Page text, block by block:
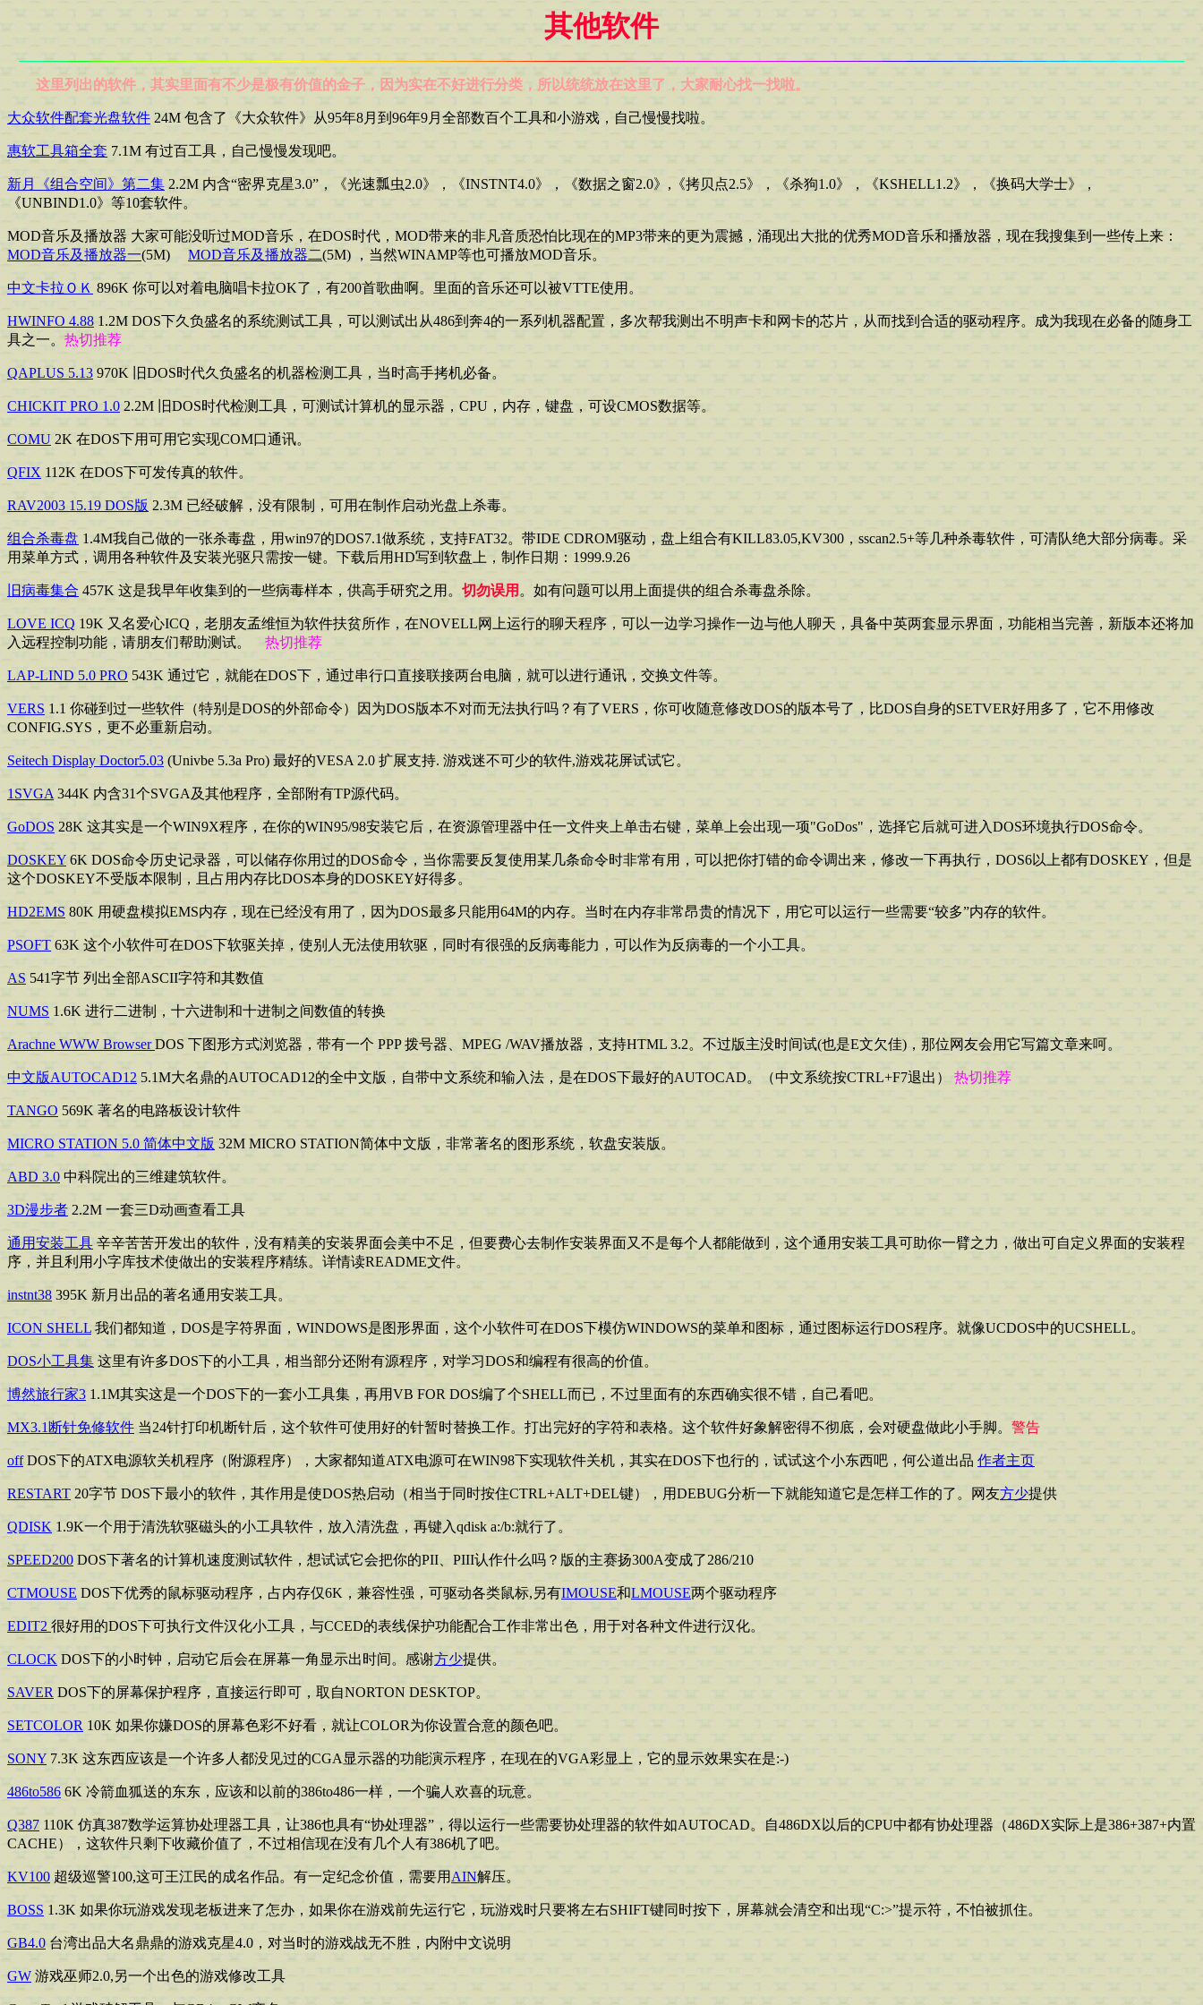
其他软件
这里列出的软件，其实里面有不少是极有价值的金子，因为实在不好进行分类，所以统统放在这里了，大家耐心找一找啦。
大众软件配套光盘软件 24M 包含了《大众软件》从95年8月到96年9月全部数百个工具和小游戏，自己慢慢找啦。
惠软工具箱全套 7.1M 有过百工具，自己慢慢发现吧。
新月《组合空间》第二集 2.2M 内含“密界克星3.0”，《光速瓢虫2.0》，《INSTNT4.0》，《数据之窗2.0》,《拷贝点2.5》，《杀狗1.0》，《KSHELL1.2》，《换码大学士》，
《UNBIND1.0》等10套软件。
MOD音乐及播放器 大家可能没听过MOD音乐，在DOS时代，MOD带来的非凡音质恐怕比现在的MP3带来的更为震撼，涌现出大批的优秀MOD音乐和播放器，现在我搜集到一些传上来：
MOD音乐及播放器一(5M) MOD音乐及播放器二(5M) ，当然WINAMP等也可播放MOD音乐。
中文卡拉ＯＫ 896K 你可以对着电脑唱卡拉OK了，有200首歌曲啊。里面的音乐还可以被VTTE使用。
HWINFO 4.88 1.2M DOS下久负盛名的系统测试工具，可以测试出从486到奔4的一系列机器配置，多次帮我测出不明声卡和网卡的芯片，从而找到合适的驱动程序。成为我现在必备的随身工
具之一。 热切推荐
QAPLUS 5.13 970K 旧DOS时代久负盛名的机器检测工具，当时高手拷机必备。
CHICKIT PRO 1.0 2.2M 旧DOS时代检测工具，可测试计算机的显示器，CPU，内存，键盘，可设CMOS数据等。
COMU 2K 在DOS下用可用它实现COM口通讯。
QFIX 112K 在DOS下可发传真的软件。
RAV2003 15.19 DOS版 2.3M 已经破解，没有限制，可用在制作启动光盘上杀毒。
组合杀毒盘 1.4M我自己做的一张杀毒盘，用win97的DOS7.1做系统，支持FAT32。带IDE CDROM驱动，盘上组合有KILL83.05,KV300，sscan2.5+等几种杀毒软件，可清队绝大部分病毒。采
用菜单方式，调用各种软件及安装光驱只需按一键。下载后用HD写到软盘上，制作日期：1999.9.26
旧病毒集合 457K 这是我早年收集到的一些病毒样本，供高手研究之用。 切勿误用 。如有问题可以用上面提供的组合杀毒盘杀除。
LOVE ICQ 19K 又名爱心ICQ，老朋友孟维恒为软件扶贫所作，在NOVELL网上运行的聊天程序，可以一边学习操作一边与他人聊天，具备中英两套显示界面，功能相当完善，新版本还将加
入远程控制功能，请朋友们帮助测试。 热切推荐
LAP-LIND 5.0 PRO 543K 通过它，就能在DOS下，通过串行口直接联接两台电脑，就可以进行通讯，交换文件等。
VERS 1.1 你碰到过一些软件（特别是DOS的外部命令）因为DOS版本不对而无法执行吗？有了VERS，你可收随意修改DOS的版本号了，比DOS自身的SETVER好用多了，它不用修改
CONFIG.SYS，更不必重新启动。
Seitech Display Doctor5.03 (Univbe 5.3a Pro) 最好的VESA 2.0 扩展支持. 游戏迷不可少的软件,游戏花屏试试它。
1SVGA 344K 内含31个SVGA及其他程序，全部附有TP源代码。
GoDOS 28K 这其实是一个WIN9X程序，在你的WIN95/98安装它后，在资源管理器中任一文件夹上单击右键，菜单上会出现一项"GoDos"，选择它后就可进入DOS环境执行DOS命令。
DOSKEY 6K DOS命令历史记录器，可以储存你用过的DOS命令，当你需要反复使用某几条命令时非常有用，可以把你打错的命令调出来，修改一下再执行，DOS6以上都有DOSKEY，但是
这个DOSKEY不受版本限制，且占用内存比DOS本身的DOSKEY好得多。
HD2EMS 80K 用硬盘模拟EMS内存，现在已经没有用了，因为DOS最多只能用64M的内存。当时在内存非常昂贵的情况下，用它可以运行一些需要“较多”内存的软件。
PSOFT 63K 这个小软件可在DOS下软驱关掉，使别人无法使用软驱，同时有很强的反病毒能力，可以作为反病毒的一个小工具。
AS 541字节 列出全部ASCII字符和其数值
NUMS 1.6K 进行二进制，十六进制和十进制之间数值的转换
Arachne WWW BrowserDOS 下图形方式浏览器，带有一个 PPP 拨号器、MPEG /WAV播放器，支持HTML 3.2。不过版主没时间试(也是E文欠佳)，那位网友会用它写篇文章来呵。
中文版AUTOCAD12 5.1M大名鼎的AUTOCAD12的全中文版，自带中文系统和输入法，是在DOS下最好的AUTOCAD。（中文系统按CTRL+F7退出） 热切推荐
TANGO 569K 著名的电路板设计软件
MICRO STATION 5.0 简体中文版 32M MICRO STATION简体中文版，非常著名的图形系统，软盘安装版。
ABD 3.0 中科院出的三维建筑软件。
3D漫步者 2.2M 一套三D动画查看工具
通用安装工具 辛辛苦苦开发出的软件，没有精美的安装界面会美中不足，但要费心去制作安装界面又不是每个人都能做到，这个通用安装工具可助你一臂之力，做出可自定义界面的安装程
序，并且利用小字库技术使做出的安装程序精练。详情读README文件。
instnt38 395K 新月出品的著名通用安装工具。
ICON SHELL 我们都知道，DOS是字符界面，WINDOWS是图形界面，这个小软件可在DOS下模仿WINDOWS的菜单和图标，通过图标运行DOS程序。就像UCDOS中的UCSHELL。
DOS小工具集 这里有许多DOS下的小工具，相当部分还附有源程序，对学习DOS和编程有很高的价值。
博然旅行家3 1.1M其实这是一个DOS下的一套小工具集，再用VB FOR DOS编了个SHELL而已，不过里面有的东西确实很不错，自己看吧。
MX3.1断针免修软件 当24针打印机断针后，这个软件可使用好的针暂时替换工作。打出完好的字符和表格。这个软件好象解密得不彻底，会对硬盘做此小手脚。 警告
offDOS下的ATX电源软关机程序（附源程序），大家都知道ATX电源可在WIN98下实现软件关机，其实在DOS下也行的，试试这个小东西吧，何公道出品 作者主页
RESTART 20字节 DOS下最小的软件，其作用是使DOS热启动（相当于同时按住CTRL+ALT+DEL键），用DEBUG分析一下就能知道它是怎样工作的了。网友方少提供
QDISK 1.9K一个用于清洗软驱磁头的小工具软件，放入清洗盘，再键入qdisk a:/b:就行了。
SPEED200 DOS下著名的计算机速度测试软件，想试试它会把你的PII、PIII认作什么吗？版的主赛扬300A变成了286/210
CTMOUSE DOS下优秀的鼠标驱动程序，占内存仅6K，兼容性强，可驱动各类鼠标,另有IMOUSE和LMOUSE两个驱动程序
EDIT2 很好用的DOS下可执行文件汉化小工具，与CCED的表线保护功能配合工作非常出色，用于对各种文件进行汉化。
CLOCK DOS下的小时钟，启动它后会在屏幕一角显示出时间。感谢方少提供。
SAVER DOS下的屏幕保护程序，直接运行即可，取自NORTON DESKTOP。
SETCOLOR 10K 如果你嫌DOS的屏幕色彩不好看，就让COLOR为你设置合意的颜色吧。
SONY 7.3K 这东西应该是一个许多人都没见过的CGA显示器的功能演示程序，在现在的VGA彩显上，它的显示效果实在是:-)
486to586 6K 冷箭血狐送的东东，应该和以前的386to486一样，一个骗人欢喜的玩意。
Q387 110K 仿真387数学运算协处理器工具，让386也具有“协处理器”，得以运行一些需要协处理器的软件如AUTOCAD。自486DX以后的CPU中都有协处理器（486DX实际上是386+387+内置
CACHE），这软件只剩下收藏价值了，不过相信现在没有几个人有386机了吧。
KV100 超级巡警100,这可王江民的成名作品。有一定纪念价值，需要用 AIN解压。
BOSS 1.3K 如果你玩游戏发现老板进来了怎办，如果你在游戏前先运行它，玩游戏时只要将左右SHIFT键同时按下，屏幕就会清空和出现“C:>”提示符，不怕被抓住。
GB4.0 台湾出品大名鼎鼎的游戏克星4.0，对当时的游戏战无不胜，内附中文说明
GW 游戏巫师2.0,另一个出色的游戏修改工具